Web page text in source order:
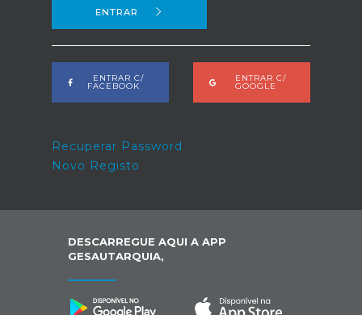
ENTRAR
ENTRAR C/
FACEBOOK
ENTRAR C/
GOOGLE
Recuperar Password
Novo Registo
DESCARREGUE AQUI A APP
GESAUTARQUIA,